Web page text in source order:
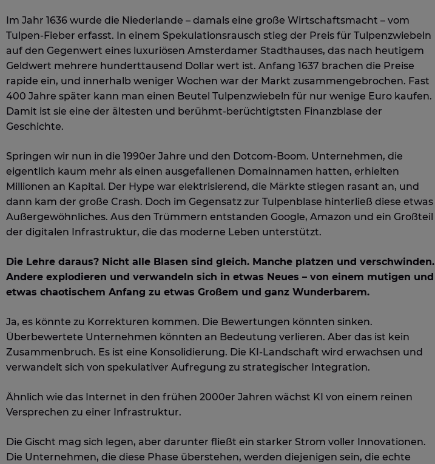
Im Jahr 1636 wurde die Niederlande – damals eine große Wirtschaftsmacht – vom
Tulpen-Fieber erfasst. In einem Spekulationsrausch stieg der Preis für Tulpenzwiebeln
auf den Gegenwert eines luxuriösen Amsterdamer Stadthauses, das nach heutigem
Geldwert mehrere hunderttausend Dollar wert ist. Anfang 1637 brachen die Preise
rapide ein, und innerhalb weniger Wochen war der Markt zusammengebrochen. Fast
400 Jahre später kann man einen Beutel Tulpenzwiebeln für nur wenige Euro kaufen.
Damit ist sie eine der ältesten und berühmt-berüchtigtsten Finanzblase der
Geschichte.
Springen wir nun in die 1990er Jahre und den Dotcom-Boom. Unternehmen, die
eigentlich kaum mehr als einen ausgefallenen Domainnamen hatten, erhielten
Millionen an Kapital. Der Hype war elektrisierend, die Märkte stiegen rasant an, und
dann kam der große Crash. Doch im Gegensatz zur Tulpenblase hinterließ diese etwas
Außergewöhnliches. Aus den Trümmern entstanden Google, Amazon und ein Großteil
der digitalen Infrastruktur, die das moderne Leben unterstützt.
Die Lehre daraus? Nicht alle Blasen sind gleich. Manche platzen und verschwinden.
Andere explodieren und verwandeln sich in etwas Neues – von einem mutigen und
etwas chaotischem Anfang zu etwas Großem und ganz Wunderbarem.
Ja, es könnte zu Korrekturen kommen. Die Bewertungen könnten sinken.
Überbewertete Unternehmen könnten an Bedeutung verlieren. Aber das ist kein
Zusammenbruch. Es ist eine Konsolidierung. Die KI-Landschaft wird erwachsen und
verwandelt sich von spekulativer Aufregung zu strategischer Integration.
Ähnlich wie das Internet in den frühen 2000er Jahren wächst KI von einem reinen
Versprechen zu einer Infrastruktur.
Die Gischt mag sich legen, aber darunter fließt ein starker Strom voller Innovationen.
Die Unternehmen, die diese Phase überstehen, werden diejenigen sein, die echte